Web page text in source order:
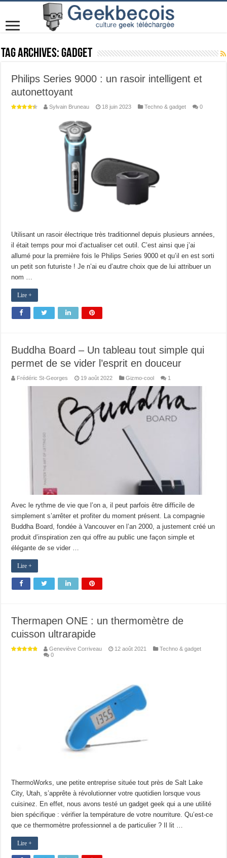
Tag Archives:Gadget
Philips Series 9000 : un rasoir intelligent et
autonettoyant
Sylvain Bruneau 18 juin 2023 Techno & gadget 0
Utilisant un rasoir électrique très traditionnel depuis plusieurs années,
il était temps pour moi d’actualiser cet outil. C’est ainsi que j’ai
allumé pour la première fois le Philips Series 9000 et qu’il en est sorti
un petit son futuriste ! Je n’ai eu d’autre choix que de lui attribuer un
nom …
Lire +
Buddha Board – Un tableau tout simple qui
permet de se vider l’esprit en douceur
Frédéric St-Georges 19 août 2022 Gizmo-cool 1
Avec le rythme de vie que l’on a, il peut parfois être difficile de
simplement s’arrêter et profiter du moment présent. La compagnie
Buddha Board, fondée à Vancouver en l’an 2000, a justement créé un
produit d’inspiration zen qui offre au public une façon simple et
élégante de se vider …
Lire +
Thermapen ONE : un thermomètre de
cuisson ultrarapide
Geneviève Corriveau 12 août 2021
Techno & gadget
0
ThermoWorks, une petite entreprise située tout près de Salt Lake
City, Utah, s’apprête à révolutionner votre quotidien lorsque vous
cuisinez. En effet, nous avons testé un gadget geek qui a une utilité
bien spécifique : vérifier la température de votre nourriture. Qu’est-ce
que ce thermomètre professionnel a de particulier ? Il lit …
Lire +